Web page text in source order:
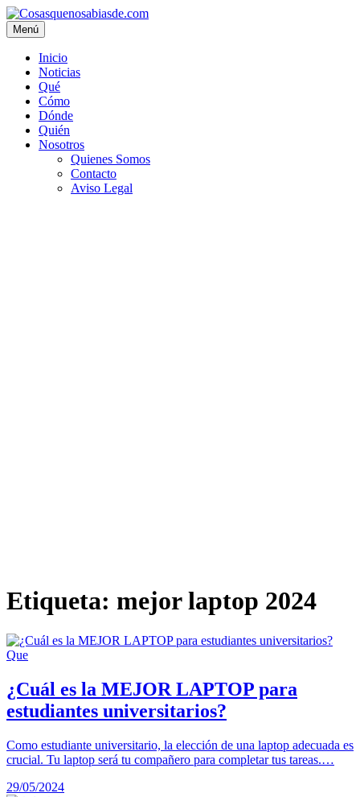
Menú
Inicio
Noticias
Qué
Cómo
Dónde
Quién
Nosotros
Quienes Somos
Contacto
Aviso Legal
Etiqueta: mejor laptop 2024
Que
¿Cuál es la MEJOR LAPTOP para
estudiantes universitarios?
Como estudiante universitario, la elección de una laptop adecuada es
crucial. Tu laptop será tu compañero para completar tus tareas.…
29/05/2024